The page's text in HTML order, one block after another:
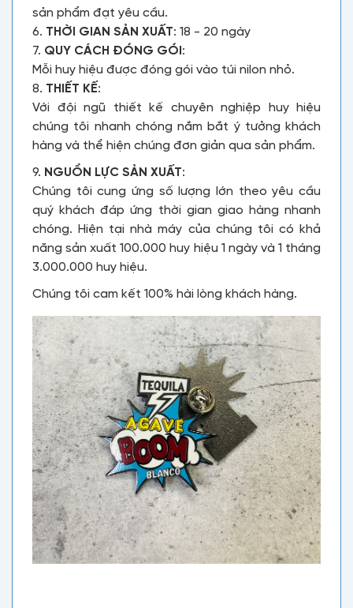
sản phẩm đạt yêu cầu.
6. THỜI GIAN SẢN XUẤT: 18 - 20 ngày
7. QUY CÁCH ĐÓNG GÓI :
Mỗi huy hiệu được đóng gói vào túi nilon nhỏ.
8. THIẾT KẾ:
Với đội ngũ thiết kế chuyên nghiệp huy hiệu
chúng tôi nhanh chóng nắm bắt ý tưởng khách
hàng và thể hiện chúng đơn giản qua sản phẩm.
9. NGUỒN LỰC SẢN XUẤT:
Chúng tôi cung ứng số lượng lớn theo yêu cầu
quý khách đáp ứng thời gian giao hàng nhanh
chóng. Hiện tại nhà máy của chúng tôi có khả
năng sản xuất 100.000 huy hiệu 1 ngày và 1 tháng
3.000.000 huy hiệu.
Chúng tôi cam kết 100% hài lòng khách hàng.